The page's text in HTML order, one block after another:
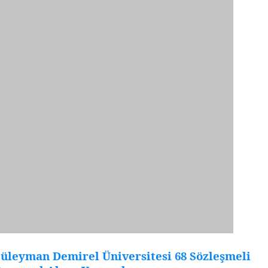
Demirel Üniversitesi 68 Sözleşmeli